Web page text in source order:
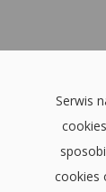
Serwis
cookies